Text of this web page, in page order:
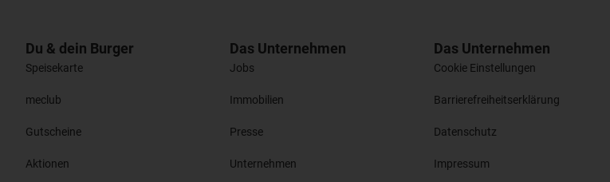
Du & dein Burger
Speisekarte
meclub
Gutscheine
Aktionen
Das Unternehmen
Jobs
Immobilien
Presse
Unternehmen
Das Unternehmen
Cookie Einstellungen
Barrierefreiheitserklärung
Datenschutz
Impressum